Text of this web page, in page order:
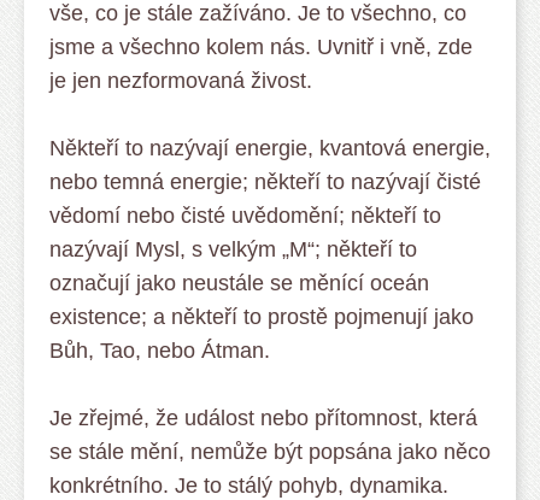
vše, co je stále zažíváno. Je to všechno, co
jsme a všechno kolem nás. Uvnitř i vně, zde
je jen nezformovaná živost.
Někteří to nazývají energie, kvantová energie,
nebo temná energie; někteří to nazývají čisté
vědomí nebo čisté uvědomění; někteří to
nazývají Mysl, s velkým „M“; někteří to
označují jako neustále se měnící oceán
existence; a někteří to prostě pojmenují jako
Bůh, Tao, nebo Átman.
Je zřejmé, že událost nebo přítomnost, která
se stále mění, nemůže být popsána jako něco
konkrétního. Je to stálý pohyb, dynamika.